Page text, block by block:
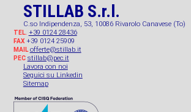
STILLAB S.r.l.
C.so Indipendenza, 53, 10086 Rivarolo Canavese (To)
TEL. +39 0124 28436
FAX+39 0124 25909
MAIL offerte@stillab.it
PEC stillab@pec.it
Lavora con noi
Seguici su Linkedin
Sitemap